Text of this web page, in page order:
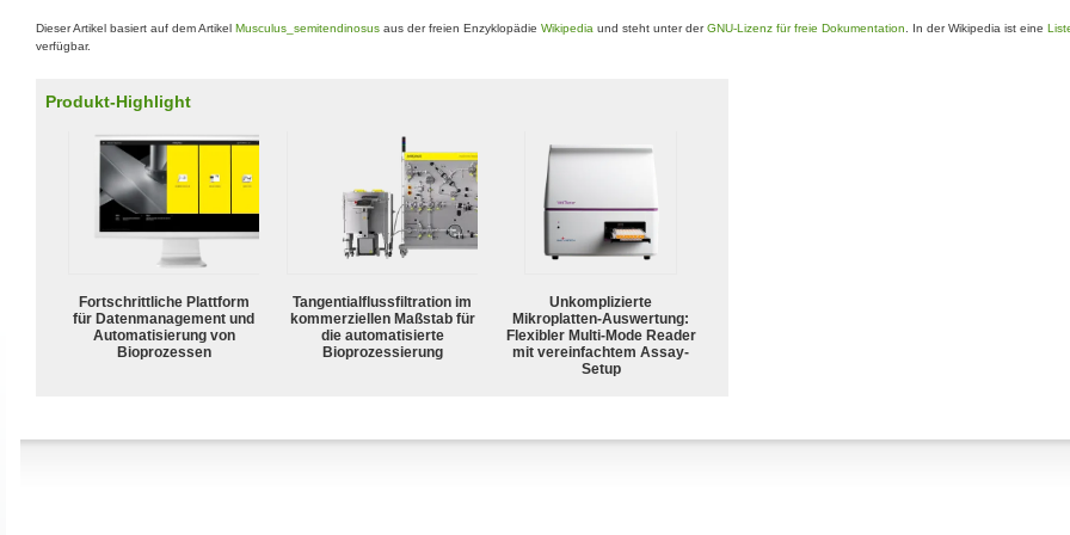
Dieser Artikel basiert auf dem Artikel Musculus_semitendinosus aus der freien Enzyklopädie Wikipedia und steht unter derGNU-Lizenz für freie Dokumentation . In der Wikipedia ist eine
verfügbar.
Produkt-Highlight
Fortschrittliche Plattform
für Datenmanagement und
Automatisierung von
Bioprozessen
Tangentialflussfiltration im
kommerziellen Maßstab für
die automatisierte
Bioprozessierung
Unkomplizierte
Mikroplatten-Auswertung:
Flexibler Multi-Mode Reader
mit vereinfachtem Assay-
Setup